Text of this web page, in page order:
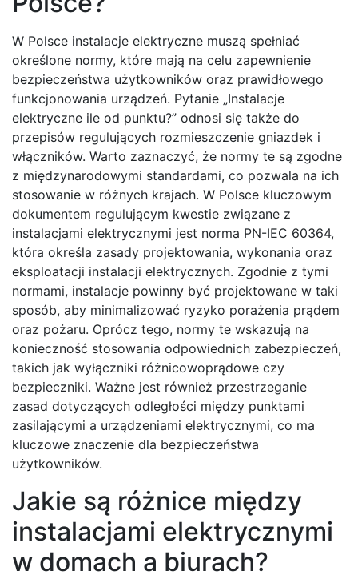
W Polsce instalacje elektryczne muszą spełniać
określone normy, które mają na celu zapewnienie
bezpieczeństwa użytkowników oraz prawidłowego
funkcjonowania urządzeń. Pytanie „Instalacje
elektryczne ile od punktu?” odnosi się także do
przepisów regulujących rozmieszczenie gniazdek i
włączników. Warto zaznaczyć, że normy te są zgodne
z międzynarodowymi standardami, co pozwala na ich
stosowanie w różnych krajach. W Polsce kluczowym
dokumentem regulującym kwestie związane z
instalacjami elektrycznymi jest norma PN-IEC 60364,
która określa zasady projektowania, wykonania oraz
eksploatacji instalacji elektrycznych. Zgodnie z tymi
normami, instalacje powinny być projektowane w taki
sposób, aby minimalizować ryzyko porażenia prądem
oraz pożaru. Oprócz tego, normy te wskazują na
konieczność stosowania odpowiednich zabezpieczeń,
takich jak wyłączniki różnicowoprądowe czy
bezpieczniki. Ważne jest również przestrzeganie
zasad dotyczących odległości między punktami
zasilającymi a urządzeniami elektrycznymi, co ma
kluczowe znaczenie dla bezpieczeństwa
użytkowników.
Jakie są różnice między
instalacjami elektrycznymi
w domach a biurach?